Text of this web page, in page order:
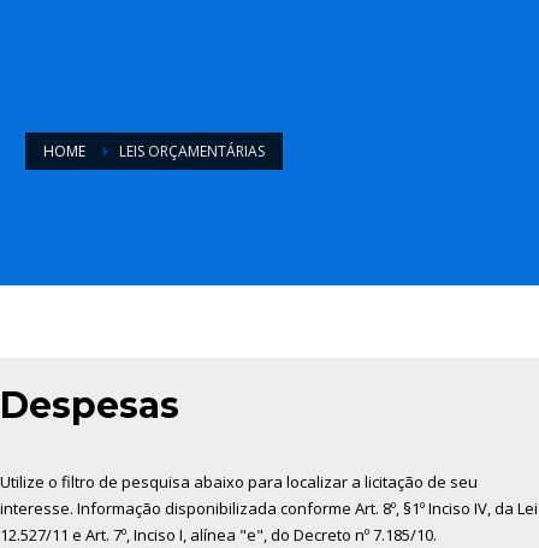
HOME LEIS ORÇAMENTÁRIAS
Despesas
Utilize o filtro de pesquisa abaixo para localizar a licitação de seu
interesse. Informação disponibilizada conforme Art. 8º, §1º Inciso IV, da Lei
12.527/11 e Art. 7º, Inciso I, alínea "e", do Decreto nº 7.185/10.